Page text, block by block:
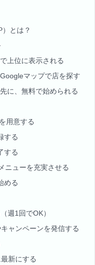
とは？
上位に表示される
マップで店を探す
に、無料で始められる
用意する
する
する
ニューを充実させる
める
週1回でOK）
ャンペーンを発信する
新にする